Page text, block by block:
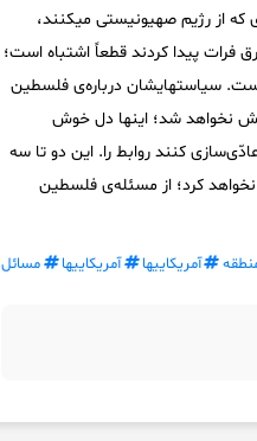
که از رژیم صهیونیستی میکنند،
فرات پیدا کردند قطعاً اشتباه است؛
سیاستهایشان درباره‌ی فلسطین
نخواهد شد؛ اینها دل خوش
کنند روابط را. این دو تا سه
نخواهد کرد؛ از مسئله‌ی فلسطین
آمریکاییها آمریکاییها مسائل